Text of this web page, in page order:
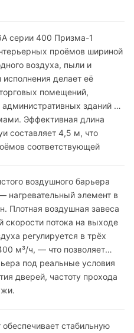
серии 400 Призма-1
проёмов шириной
воздуха, пыли и
делает её
помещений,
зданий с
Эффективная длина
составляет 4,5 м, что
соответствующей
воздушного барьера
нагревательный элемент в
Плотная воздушная завеса
скорости потока на выходе
регулируется в трёх
м³/ч, — что позволяет
под реальные условия
дверей, частоту прохода
стабильную